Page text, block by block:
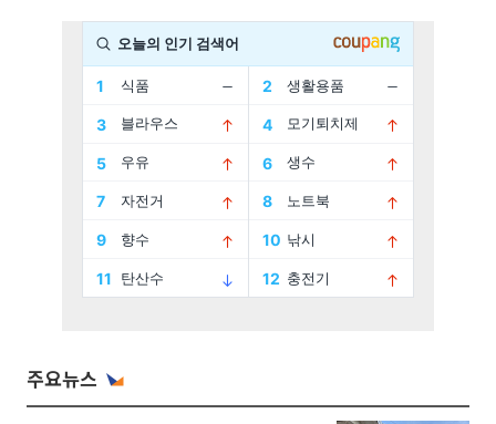
주요뉴스